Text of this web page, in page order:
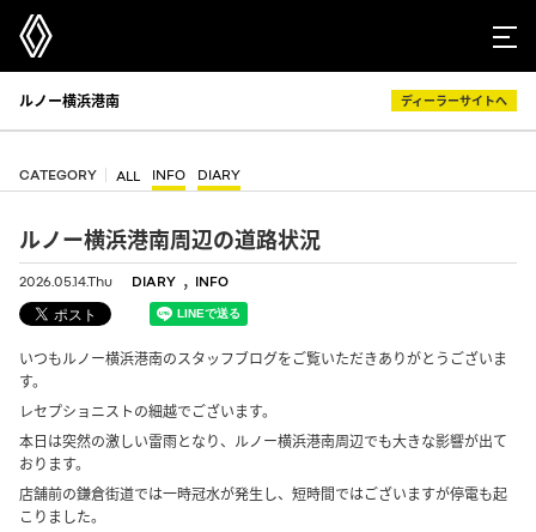
ルノー横浜港南 ディーラーサイトへ
CATEGORY ALL INFO DIARY
ルノー横浜港南周辺の道路状況
2026.05.14.Thu DIARY , INFO
いつもルノー横浜港南のスタッフブログをご覧いただきありがとうございま
す。
レセプショニストの細越でございます。
本日は突然の激しい雷雨となり、ルノー横浜港南周辺でも大きな影響が出て
おります。
店舗前の鎌倉街道では一時冠水が発生し、短時間ではございますが停電も起
こりました。